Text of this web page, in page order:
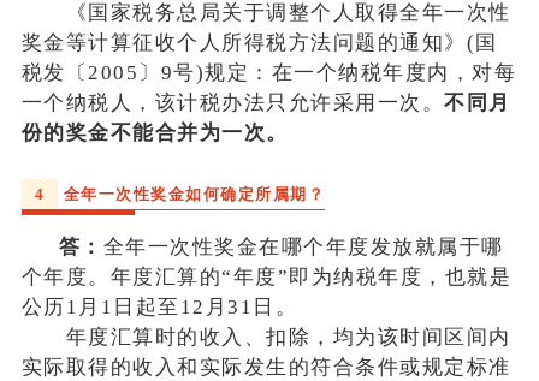
《国家税务总局关于调整个人取得全年一次性
奖金等计算征收个人所得税方法问题的通知》(国
税发〔2005〕9号)规定：在一个纳税年度内，对每
一个纳税人，该计税办法只允许采用一次。不同月
份的奖金不能合并为一次。
4 全年一次性奖金如何确定所属期？
答： 全年一次性奖金在哪个年度发放就属于哪
个年度。年度汇算的“年度”即为纳税年度，也就是
公历1月1日起至12月31日。
年度汇算时的收入、扣除，均为该时间区间内
实际取得的收入和实际发生的符合条件或规定标准